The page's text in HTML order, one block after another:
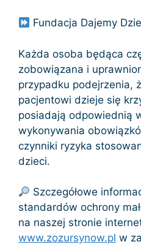
Fundacja Dajemy
Każda osoba będąca
zobowiązana i
przypadku podejrzenia,
pacjentowi dzieje się
posiadają odpowiednią
wykonywania
czynniki ryzyka
dzieci.
Szczegółowe
standardów ochrony
na naszej stronie
www.zozursynow.pl w